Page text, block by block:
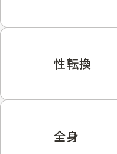
性転換
全身